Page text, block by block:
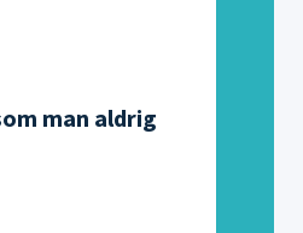
man aldrig